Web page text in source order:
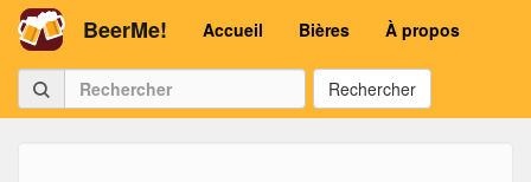
BeerMe! Accueil Bières À propos
Rechercher